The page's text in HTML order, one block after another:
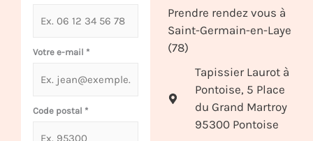
Votre e-mail *
Code postal *
Prendre rendez vous à
Saint-Germain-en-Laye
(78)
Tapissier Laurot à
Pontoise, 5 Place
du Grand Martroy
95300 Pontoise